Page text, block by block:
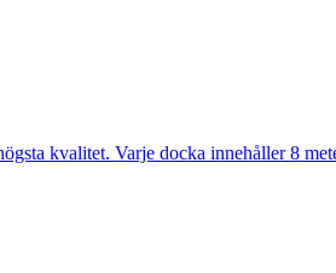
kvalitet. Varje docka innehåller 8